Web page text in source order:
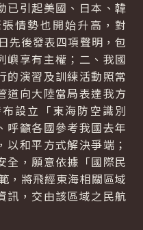
已引起美國、日本、韓
情勢也開始升高，對
先後發表四項聲明，包
嶼享有主權；二、我國
的演習及訓練活動照常
道向大陸當局表達我方
設立「東海防空識別
呼籲各國參考我國去年
和平方式解決爭端；
全，願意依據「國際民
，將飛經東海相關區域
訊，交由該區域之民航